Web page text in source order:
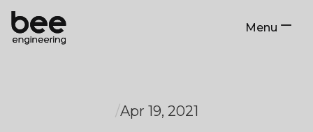
Menu
/Apr 19, 2021